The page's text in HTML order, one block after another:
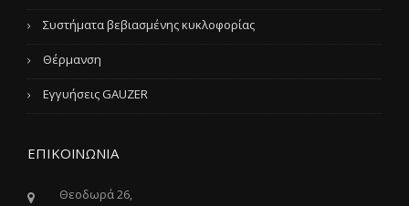
Συστήματα βεβιασμένης κυκλοφορίας
Θέρμανση
Εγγυήσεις GAUZER
ΕΠΙΚΟΙΝΩΝΙΑ
Θεοδωρά 26,